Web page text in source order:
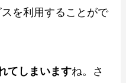
を利用することがで
てしまいますね。さ